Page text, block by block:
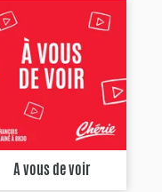
A vous de voir